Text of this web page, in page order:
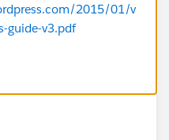
2015/01/v
guide-v3.pdf